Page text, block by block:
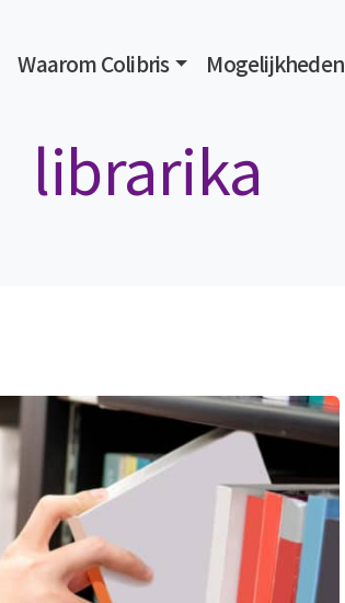
Waarom Colibris Mogelijkheden
librarika